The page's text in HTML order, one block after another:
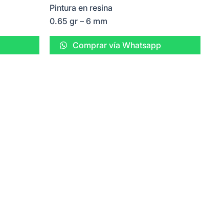
Pintura en resina
0.65 gr – 6 mm
Comprar vía Whatsapp